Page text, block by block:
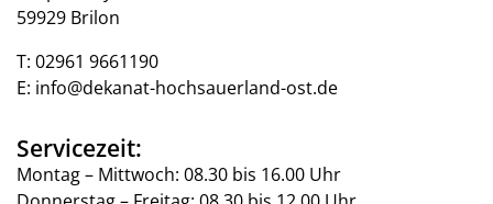
59929 Brilon
T: 02961 9661190
E: info@dekanat-hochsauerland-ost.de
Servicezeit:
Montag – Mittwoch: 08.30 bis 16.00 Uhr